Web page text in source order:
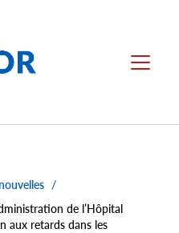
Menu
/
de l’Hôpital
aux retards dans les